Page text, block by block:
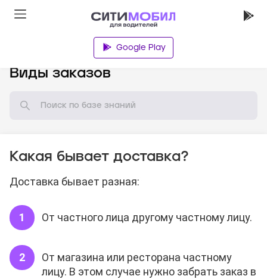
Google Play
Виды заказов
Какая бывает доставка?
Доставка бывает разная:
От частного лица другому частному лицу.
От магазина или ресторана частному
лицу. В этом случае нужно забрать заказ в